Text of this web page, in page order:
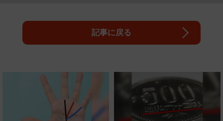
記事に戻る